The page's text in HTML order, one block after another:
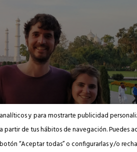
y para mostrarte publicidad
partir de tus hábitos de navegación. Puedes
“Aceptar todas” o configurarlas y/o